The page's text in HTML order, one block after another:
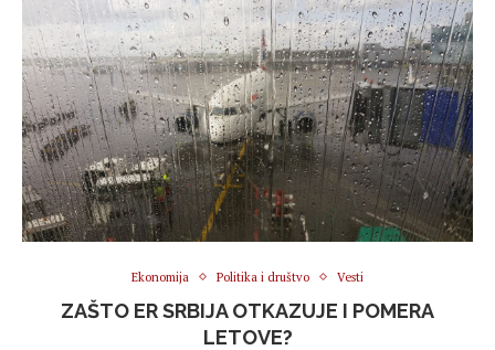
Ekonomija Politika i društvo Vesti
ZAŠTO ER SRBIJA OTKAZUJE I POMERA
LETOVE?